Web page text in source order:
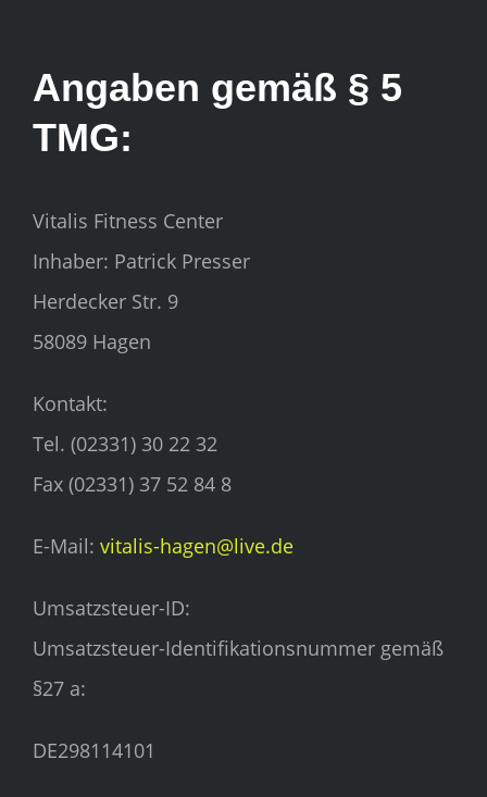
Angaben gemäß § 5
TMG:
Vitalis Fitness Center
Inhaber: Patrick Presser
Herdecker Str. 9
58089 Hagen
Kontakt:
Tel. (02331) 30 22 32
Fax (02331) 37 52 84 8
E-Mail: vitalis-hagen@live.de
Umsatzsteuer-ID:
Umsatzsteuer-Identifikationsnummer gemäß
§27 a:
DE298114101